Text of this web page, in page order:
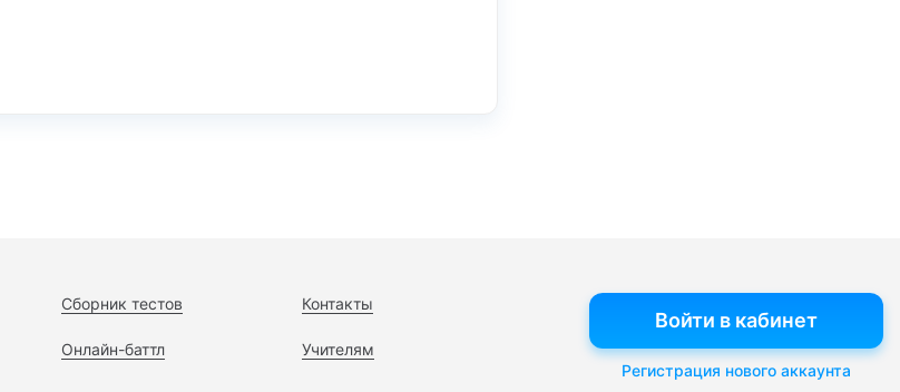
Сборник тестов
Онлайн-баттл
Контакты
Учителям
Войти в кабинет
Регистрация нового аккаунта